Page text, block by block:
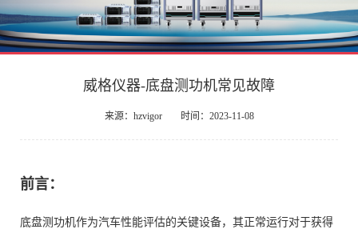
威格仪器-底盘测功机常见故障
来源：hzvigor 时间：2023-11-08
前言：
底盘测功机作为汽车性能评估的关键设备，其正常运行对于获得